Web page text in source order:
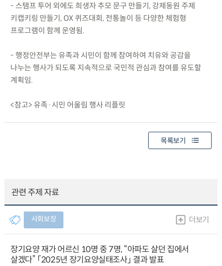
- 스탬프 투어 외에도 희생자 추모 문구 만들기, 강제동원 주제
키캡키링 만들기, OX 퀴즈대회, 전통놀이 등 다양한 체험형
프로그램이 함께 운영됨.
- 행정안전부는 유족과 시민이 함께 참여하여 치유와 공감을
나누는 행사가 되도록 지속적으로 국민적 관심과 참여를 유도할
계획임.
<참고> 유족·시민 어울림 행사 리플릿
목록보기
관련 주제 자료
사회보장 더보기
장기요양 재가 어르신 10명 중 7명, “아파도 살던 집에서
살겠다” 「2025년 장기요양실태조사」 결과 발표